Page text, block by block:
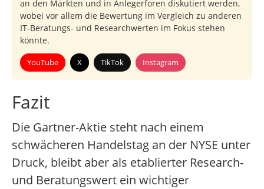
an den Märkten und in Anlegerforen diskutiert werden,
wobei vor allem die Bewertung im Vergleich zu anderen
IT-Beratungs- und Researchwerten im Fokus stehen
könnte.
YouTube X TikTok Instagram
Fazit
Die Gartner-Aktie steht nach einem
schwächeren Handelstag an der NYSE unter
Druck, bleibt aber als etablierter Research-
und Beratungswert ein wichtiger